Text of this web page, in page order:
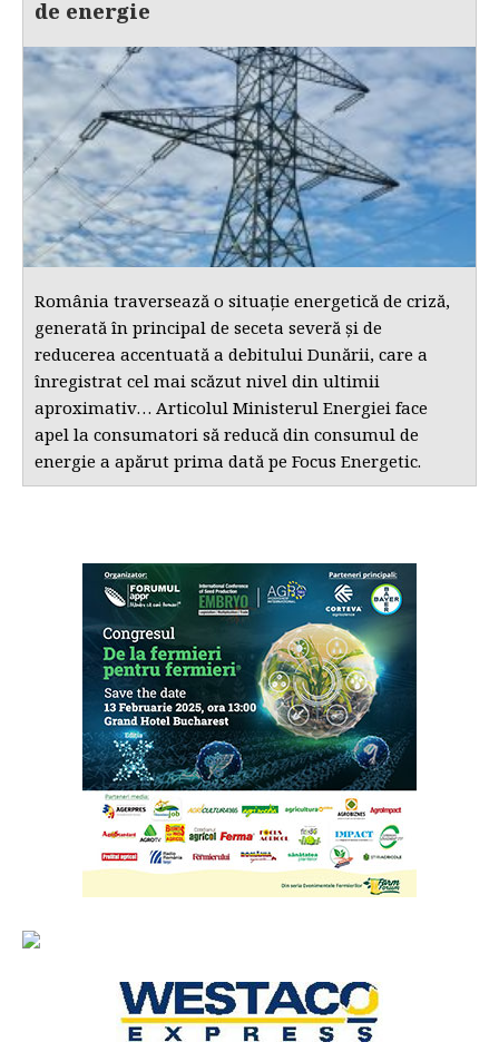
de energie
România traversează o situație energetică de criză,
generată în principal de seceta severă și de
reducerea accentuată a debitului Dunării, care a
înregistrat cel mai scăzut nivel din ultimii
aproximativ… Articolul Ministerul Energiei face
apel la consumatori să reducă din consumul de
energie a apărut prima dată pe Focus Energetic.